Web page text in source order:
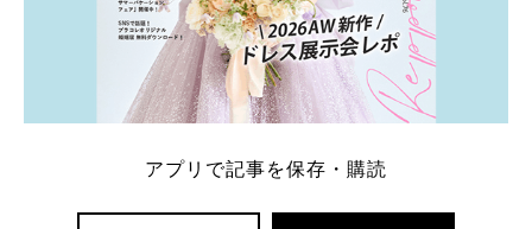
アプリで記事を保存・購読